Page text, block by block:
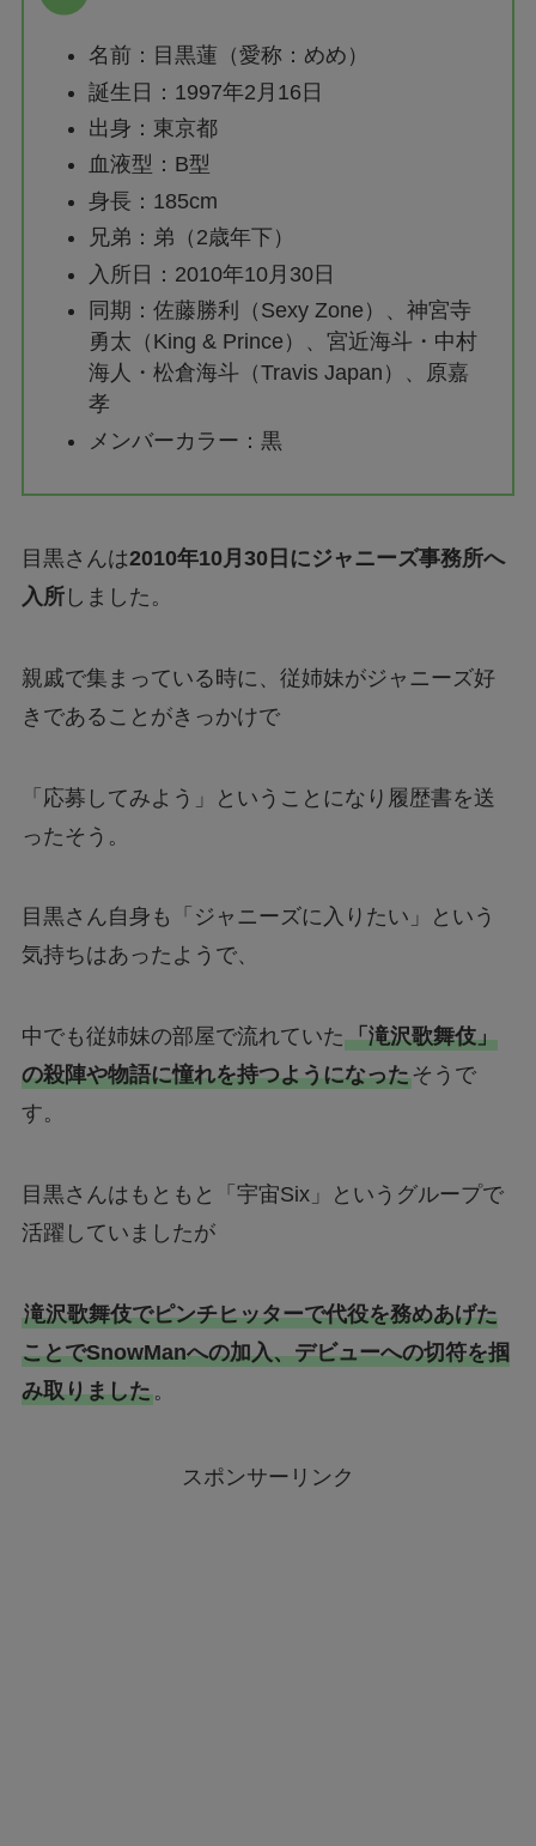
名前：目黒蓮（愛称：めめ）
誕生日：1997年2月16日
出身：東京都
血液型：B型
身長：185cm
兄弟：弟（2歳年下）
入所日：2010年10月30日
同期：佐藤勝利（Sexy Zone）、神宮寺
勇太（King & Prince）、宮近海斗・中村
海人・松倉海斗（Travis Japan）、原嘉
孝
メンバーカラー：黒
目黒さんは2010年10月30日にジャニーズ事務所へ
入所しました。
親戚で集まっている時に、従姉妹がジャニーズ好
きであることがきっかけで
「応募してみよう」ということになり履歴書を送
ったそう。
目黒さん自身も「ジャニーズに入りたい」という
気持ちはあったようで、
中でも従姉妹の部屋で流れていた「滝沢歌舞伎」
の殺陣や物語に憧れを持つようになったそうで
す。
目黒さんはもともと「宇宙Six」というグループで
活躍していましたが
滝沢歌舞伎でピンチヒッターで代役を務めあげた
ことでSnowManへの加入、デビューへの切符を掴
み取りました。
スポンサーリンク